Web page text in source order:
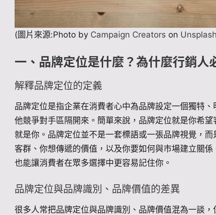
(圖片來源:Photo by Campaign Creators on Unsplash
一、品牌定位是什麼？為什麼行銷人
解釋品牌定位的定義
品牌定位是指企業在消費者心中為品牌設定一個獨特
他競爭對手區隔開來。簡單來說，品牌定位就是你希
就是你。品牌定位並不是一套標語或一張品牌視覺，
客群、你想傳遞的價值，以及你要如何與市場建立關
也能讓消費者在眾多選擇中更容易記住你。
品牌定位與品牌識別、品牌價值的差異
很多人常把品牌定位與品牌識別、品牌價值混為一談